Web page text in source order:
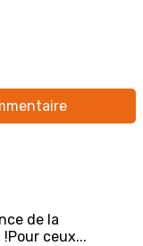
de la
ceux...